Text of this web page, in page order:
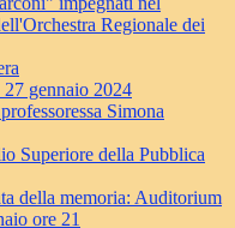
Regionale dei
gennaio 2024
Simona
Superiore della Pubblica
della memoria: Auditorium
ore 21